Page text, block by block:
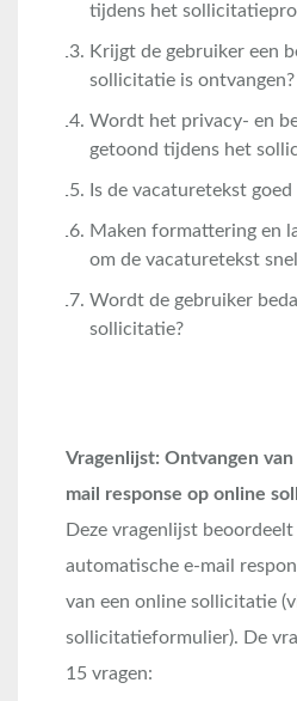
tijdens het
Krijgt de gebruiker een
sollicitatie is ontvangen?
Wordt het privacy- en
getoond tijdens het
Is de vacaturetekst goed
Maken formattering en
om de vacaturetekst
Wordt de gebruiker
sollicitatie?
Vragenlijst: Ontvangen
mail response op online
Deze vragenlijst
automatische e-mail
van een online sollicitatie
sollicitatieformulier). De
15 vragen: